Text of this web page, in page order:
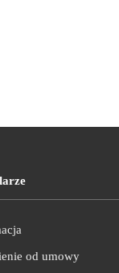
od umowy